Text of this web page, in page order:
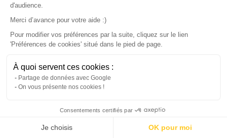
Continue with the app
d'audience.
Merci d’avance pour votre aide :)
Pour modifier vos préférences par la suite, cliquez sur le lien
'Préférences de cookies' situé dans le pied de page.
À quoi servent ces cookies :
Partage de données avec Google
On vous présente nos cookies !
Consentements certifiés par
Je choisis OK pour moi